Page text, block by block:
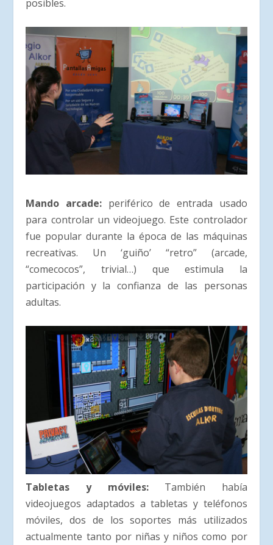
posibles.
Mando arcade: periférico de entrada usado
para controlar un videojuego. Este controlador
fue popular durante la época de las máquinas
recreativas. Un ‘guiño’ “retro” (arcade,
“comecocos”, trivial…) que estimula la
participación y la confianza de las personas
adultas.
Tabletas y móviles: También había
videojuegos adaptados a tabletas y teléfonos
móviles, dos de los soportes más utilizados
actualmente tanto por niñas y niños como por